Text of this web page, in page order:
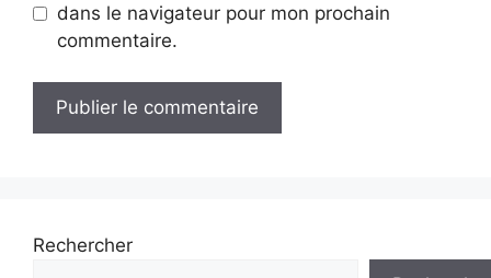
dans le navigateur pour mon prochain
commentaire.
Rechercher